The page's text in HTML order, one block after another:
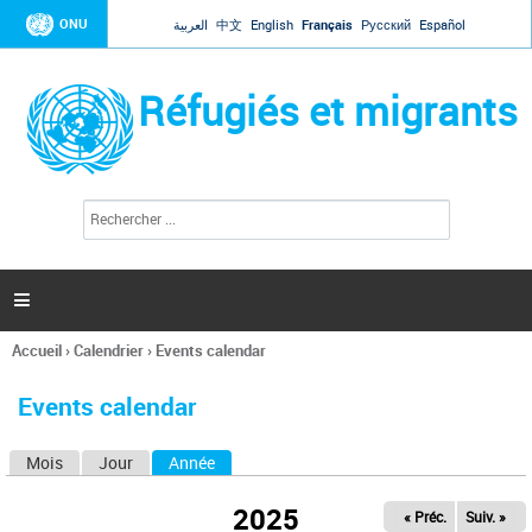
Jump to navigation
ONU العربية 中文 English Français Русский Español
Réfugiés et migrants
l
c
h
e

Vous
ici
Accueil›Calendrier› Events calendar
Events calendar
Mois Jour Année
2025 « Préc. Suiv. »